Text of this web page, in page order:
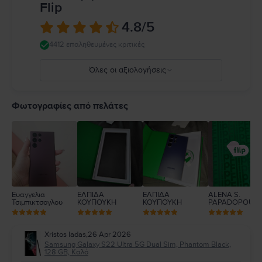
Flip
4.8/5
4412 επαληθευμένες κριτικές
Όλες οι αξιολογήσεις
4
2
Φωτογραφίες από πελάτες
Ευαγγελια
Τσιμπικτσογλου
ΕΛΠΙΔΑ
ΚΟΥΠΟΥΚΗ
ΕΛΠΙΔΑ
ΚΟΥΠΟΥΚΗ
ALENA S.
Xristos ladas,26 Apr 2026
Samsung Galaxy S22 Ultra 5G Dual Sim, Phantom Black,
128 GB, Καλό